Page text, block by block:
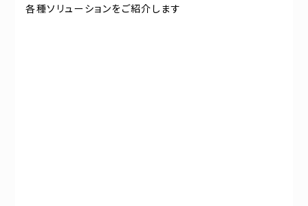
各種ソリューションをご紹介します